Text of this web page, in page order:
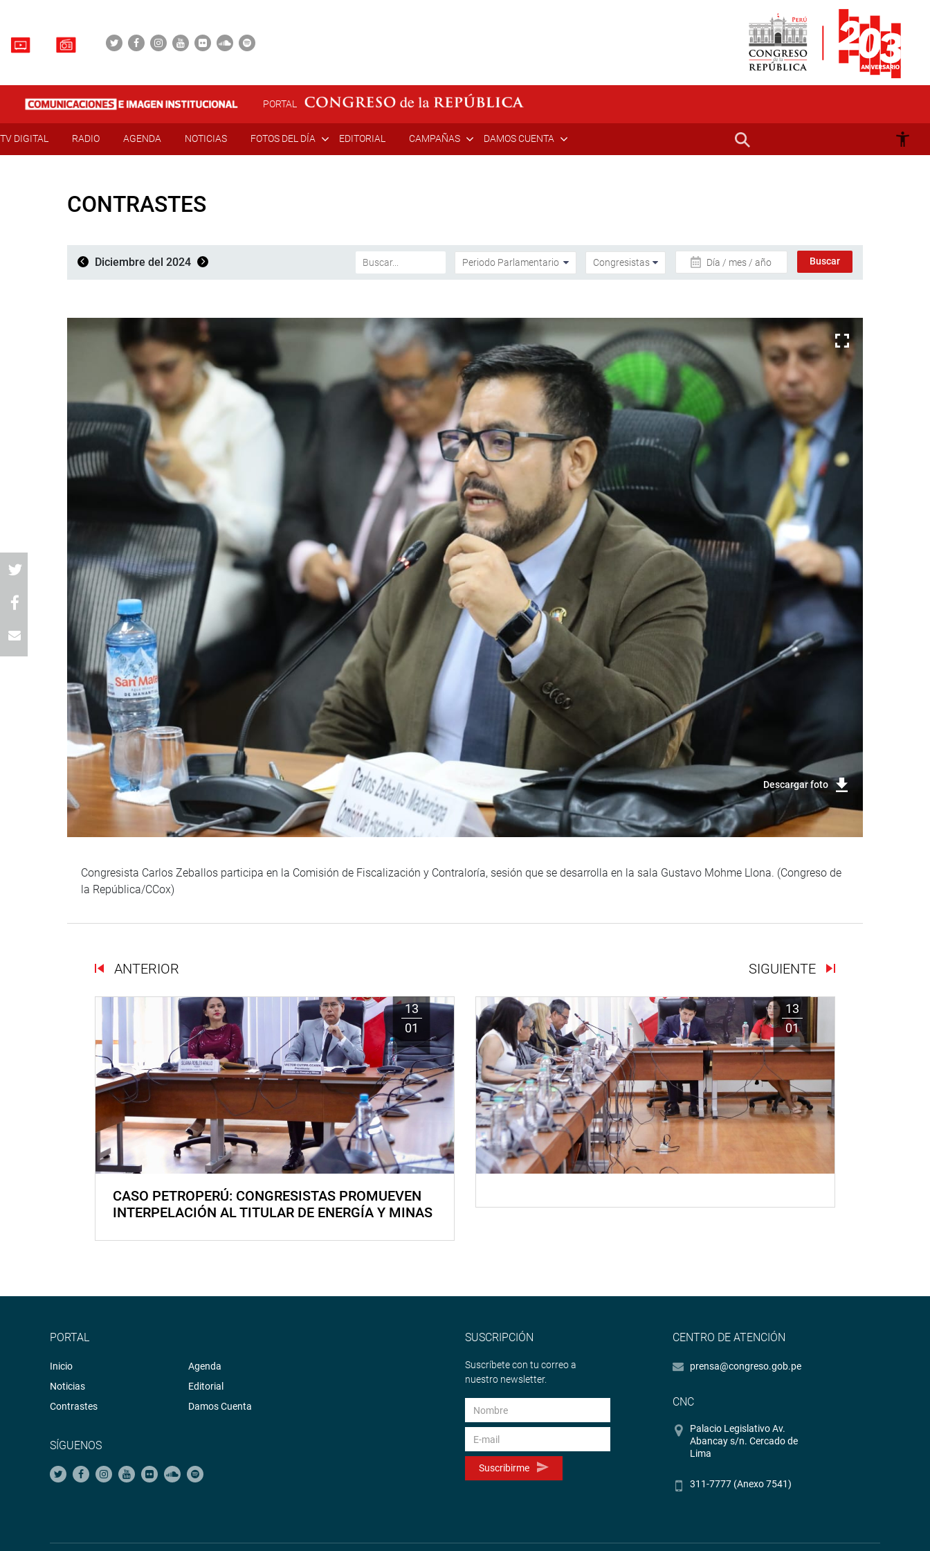
PORTAL
TV DIGITAL RADIO AGENDA NOTICIAS FOTOS DEL DÍA EDITORIAL CAMPAÑAS DAMOS CUENTA
CONTRASTES
Diciembre del 2024 Día / mes / año
Descargar foto
Congresista Carlos Zeballos participa en la Comisión de Fiscalización y Contraloría, sesión que se desarrolla en la sala Gustavo Mohme Llona. (Congreso de
la República/CCox)
ANTERIOR SIGUIENTE
13
01
CASO PETROPERÚ: CONGRESISTAS PROMUEVEN
INTERPELACIÓN AL TITULAR DE ENERGÍA Y MINAS
13
01
PORTAL
Inicio
Noticias
Contrastes
Agenda
Editorial
Damos Cuenta
SÍGUENOS
SUSCRIPCIÓN
Suscríbete con tu correo a
nuestro newsletter.
Suscribirme
CENTRO DE ATENCIÓN
prensa@congreso.gob.pe
CNC
Palacio Legislativo Av.
Abancay s/n. Cercado de
Lima
311-7777 (Anexo 7541)